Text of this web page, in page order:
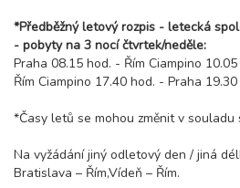
*Předběžný letový rozpis - letecká
- pobyty na 3 nocí čtvrtek/neděle:
Praha 08.15 hod. - Řím Ciampino 10.05
Řím Ciampino 17.40 hod. - Praha 19.30
*Časy letů se mohou změnit v souladu
Na vyžádání jiný odletový den / jiná
Bratislava – Řím,Vídeň – Řím.